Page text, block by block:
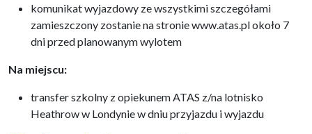
komunikat wyjazdowy ze wszystkimi szczegółami
zamieszczony zostanie na stronie www.atas.pl około 7
dni przed planowanym wylotem
Na miejscu:
transfer szkolny z opiekunem ATAS z/na lotnisko
Heathrow w Londynie w dniu przyjazdu i wyjazdu